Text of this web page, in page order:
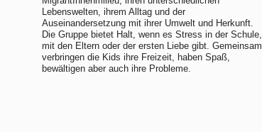
Lebenswelten, ihrem Alltag und der
Auseinandersetzung mit ihrer Umwelt und Herkunft.
Die Gruppe bietet Halt, wenn es Stress in der Schule,
mit den Eltern oder der ersten Liebe gibt. Gemeinsam
verbringen die Kids ihre Freizeit, haben Spaß,
bewältigen aber auch ihre Probleme.